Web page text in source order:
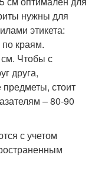
нужны для
этикета:
краям.
Чтобы с
друга,
стоит
– 80-90
с учетом